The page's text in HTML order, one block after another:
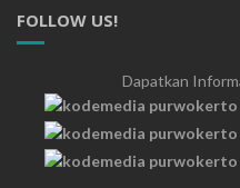
FOLLOW US!
Dapatkan